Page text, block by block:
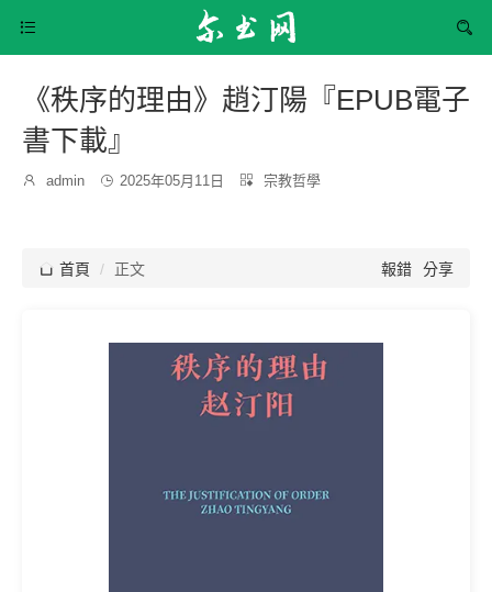


《秩序的理由》趙汀陽『EPUB電子
書下載』

博
admin  發
2025年05月11日 
分
宗教哲學
 首頁 正文 報錯 分享